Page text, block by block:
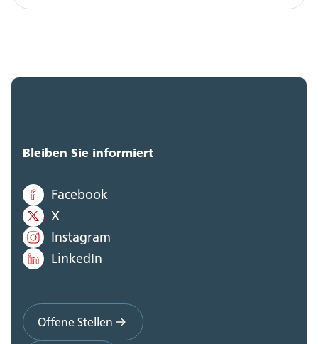
Polizei Kanton Solothurn (0)
Steueramt (0)
Volkswirtschaftsdepartement;
Bleiben Sie informiert
Facebook
X
Instagram
LinkedIn
Offene Stellen